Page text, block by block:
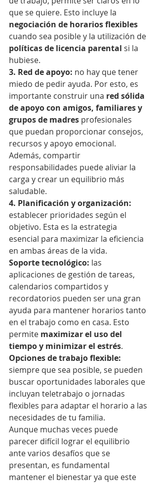
que se quiere. Esto incluye la
negociación de horarios flexibles
cuando sea posible y la utilización de
políticas de licencia parental si la
hubiese.
3. Red de apoyo: no hay que tener
miedo de pedir ayuda. Por esto, es
importante construir una red sólida
de apoyo con amigos, familiares y
grupos de madres profesionales
que puedan proporcionar consejos,
recursos y apoyo emocional.
Además, compartir
responsabilidades puede aliviar la
carga y crear un equilibrio más
saludable.
4. Planificación y organización:
establecer prioridades según el
objetivo. Esta es la estrategia
esencial para maximizar la eficiencia
en ambas áreas de la vida.
Soporte tecnológico: las
aplicaciones de gestión de tareas,
calendarios compartidos y
recordatorios pueden ser una gran
ayuda para mantener horarios tanto
en el trabajo como en casa. Esto
permite maximizar el uso del
tiempo y minimizar el estrés.
Opciones de trabajo flexible:
siempre que sea posible, se pueden
buscar oportunidades laborales que
incluyan teletrabajo o jornadas
flexibles para adaptar el horario a las
necesidades de tu familia.
Aunque muchas veces puede
parecer difícil lograr el equilibrio
ante varios desafíos que se
presentan, es fundamental
mantener el bienestar ya que este